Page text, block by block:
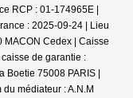
RCP : 01-174965E |
: 2025-09-24 | Lieu
MACON Cedex | Caisse
de garantie :
Boetie 75008 PARIS |
médiateur : A.N.M